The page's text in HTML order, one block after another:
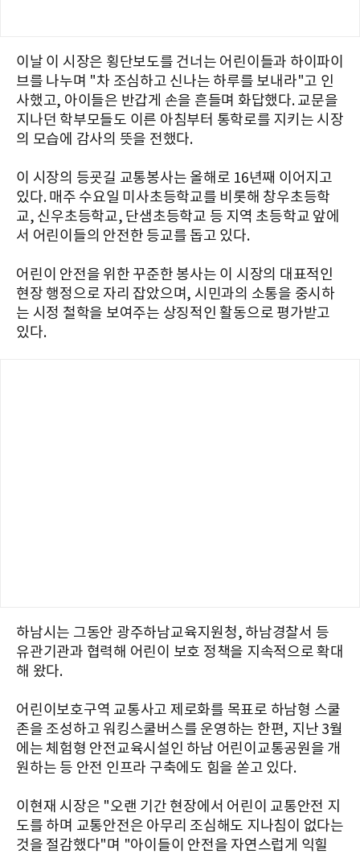
이날 이 시장은 횡단보도를 건너는 어린이들과 하이파이
브를 나누며 "차 조심하고 신나는 하루를 보내라"고 인
사했고, 아이들은 반갑게 손을 흔들며 화답했다. 교문을
지나던 학부모들도 이른 아침부터 통학로를 지키는 시장
의 모습에 감사의 뜻을 전했다.
이 시장의 등굣길 교통봉사는 올해로 16년째 이어지고
있다. 매주 수요일 미사초등학교를 비롯해 창우초등학
교, 신우초등학교, 단샘초등학교 등 지역 초등학교 앞에
서 어린이들의 안전한 등교를 돕고 있다.
어린이 안전을 위한 꾸준한 봉사는 이 시장의 대표적인
현장 행정으로 자리 잡았으며, 시민과의 소통을 중시하
는 시정 철학을 보여주는 상징적인 활동으로 평가받고
있다.
하남시는 그동안 광주하남교육지원청, 하남경찰서 등
유관기관과 협력해 어린이 보호 정책을 지속적으로 확대
해 왔다.
어린이보호구역 교통사고 제로화를 목표로 하남형 스쿨
존을 조성하고 워킹스쿨버스를 운영하는 한편, 지난 3월
에는 체험형 안전교육시설인 하남 어린이교통공원을 개
원하는 등 안전 인프라 구축에도 힘을 쏟고 있다.
이현재 시장은 "오랜 기간 현장에서 어린이 교통안전 지
도를 하며 교통안전은 아무리 조심해도 지나침이 없다는
것을 절감했다"며 "아이들이 안전을 자연스럽게 익힐